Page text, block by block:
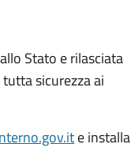
Stato e rilasciata
sicurezza ai
e installa